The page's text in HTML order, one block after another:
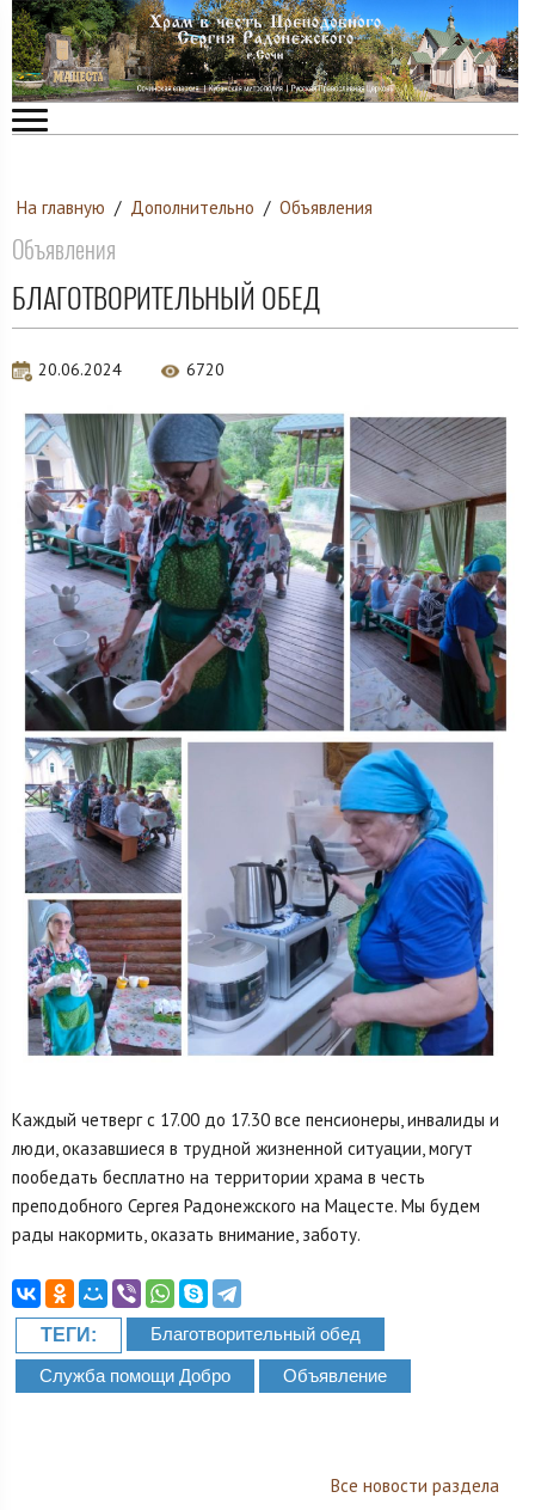
На главную / Дополнительно / Объявления
Объявления
БЛАГОТВОРИТЕЛЬНЫЙ ОБЕД
20.06.2024 6720
Каждый четверг с 17.00 до 17.30 все пенсионеры, инвалиды и
люди, оказавшиеся в трудной жизненной ситуации, могут
пообедать бесплатно на территории храма в честь
преподобного Сергея Радонежского на Мацесте. Мы будем
рады накормить, оказать внимание, заботу.
ТЕГИ: Благотворительный обед
Служба помощи Добро Объявление
Все новости раздела